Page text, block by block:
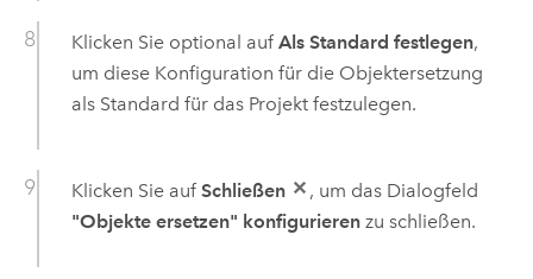
Klicken Sie optional auf Als Standard festlegen,
um diese Konfiguration für die Objektersetzung
als Standard für das Projekt festzulegen.
Klicken Sie auf Schließen
, um das Dialogfeld
"Objekte ersetzen" konfigurierenzu schließen.